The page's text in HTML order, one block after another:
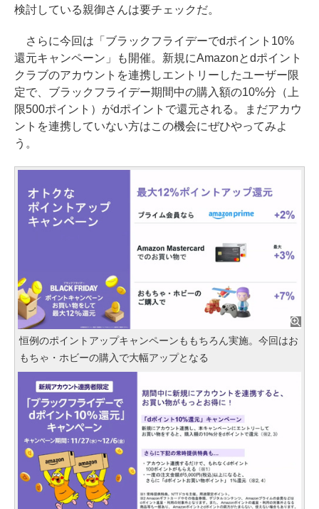
検討している親御さんは要チェックだ。
さらに今回は「ブラックフライデーでdポイント10%
還元キャンペーン」も開催。新規にAmazonとdポイント
クラブのアカウントを連携しエントリーしたユーザー限
定で、ブラックフライデー期間中の購入額の10%分（上
限500ポイント）がdポイントで還元される。まだアカウ
ントを連携していない方はこの機会にぜひやってみよ
う。
恒例のポイントアップキャンペーンももちろん実施。今回はお
もちゃ・ホビーの購入で大幅アップとなる